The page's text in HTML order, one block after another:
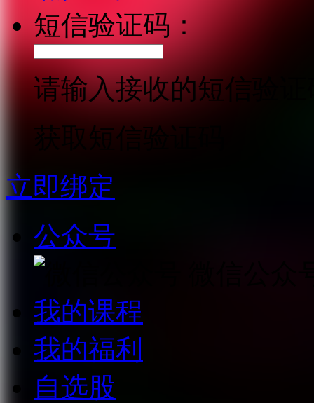
短信验证码：
请输入接收的短信验证
获取短信验证码
立即绑定
公众号
我的课程
我的福利
自选股